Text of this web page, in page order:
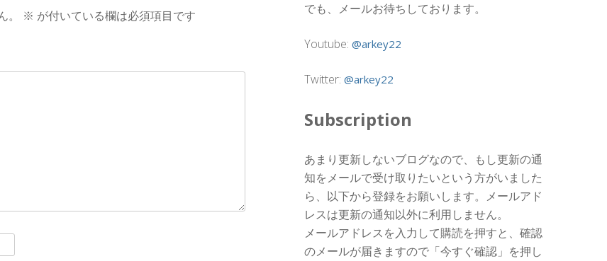
※ が付いている欄は必須項目です
でも、メールお待ちしております。
Youtube: @arkey22
Twitter: @arkey22
Subscription
あまり更新しないブログなので、もし更新の通
知をメールで受け取りたいという方がいました
ら、以下から登録をお願いします。メールアド
レスは更新の通知以外に利用しません。
メールアドレスを入力して購読を押すと、確認
のメールが届きますので「今すぐ確認」を押し